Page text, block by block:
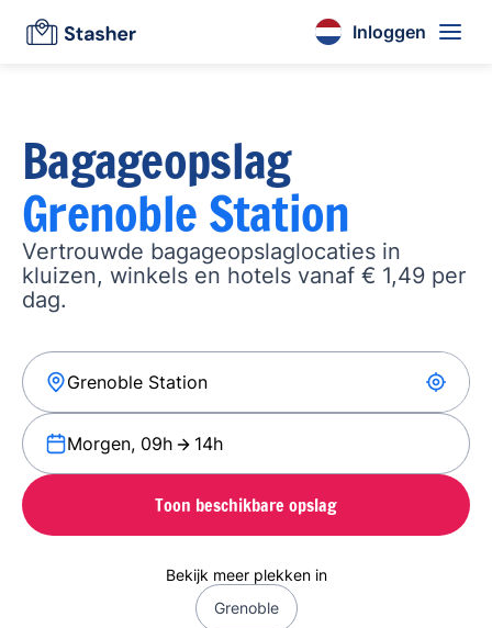
Inloggen
Bagageopslag
Grenoble Station
Vertrouwde bagageopslaglocaties in
kluizen, winkels en hotels vanaf € 1,49 per
dag.
Morgen, 09h 14h
Toon beschikbare opslag
Bekijk meer plekken in
Grenoble